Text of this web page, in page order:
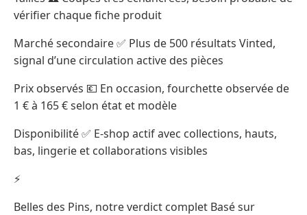
vérifier chaque fiche produit
Marché secondaire ✅ Plus de 500 résultats Vinted,
signal d’une circulation active des pièces
Prix observés 💶 En occasion, fourchette observée de
1 € à 165 € selon état et modèle
Disponibilité ✅ E-shop actif avec collections, hauts,
bas, lingerie et collaborations visibles
⚡
Belles des Pins, notre verdict complet Basé sur